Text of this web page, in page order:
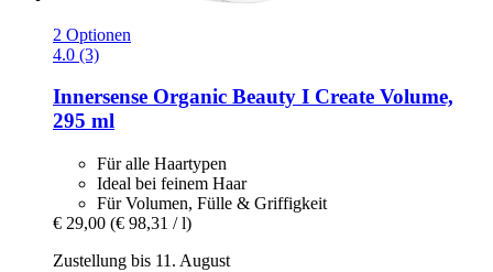
2 Optionen
4.0 (3)
Innersense Organic Beauty I Create Volume,
295 ml
Für alle Haartypen
Ideal bei feinem Haar
Für Volumen, Fülle & Griffigkeit
€ 29,00 (€ 98,31 / l)
Zustellung bis 11. August